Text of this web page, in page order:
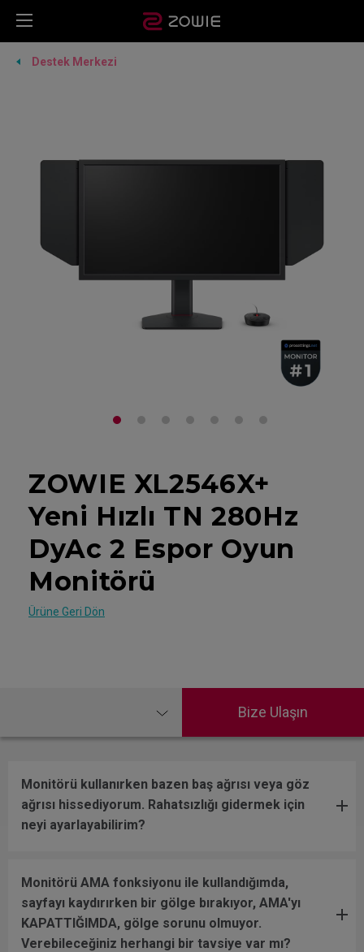
Destek Merkezi
ZOWIE XL2546X+
Yeni Hızlı TN 280Hz
DyAc 2 Espor Oyun
Monitörü
Ürüne Geri Dön
Bize Ulaşın
Monitörü kullanırken bazen baş ağrısı veya göz
ağrısı hissediyorum. Rahatsızlığı gidermek için
neyi ayarlayabilirim?
Monitörü AMA fonksiyonu ile kullandığımda,
sayfayı kaydırırken bir gölge bırakıyor, AMA'yı
KAPATTIĞIMDA, gölge sorunu olmuyor.
Verebileceğiniz herhangi bir tavsiye var mı?